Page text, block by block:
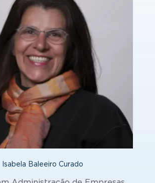
Isabela Baleeiro Curado